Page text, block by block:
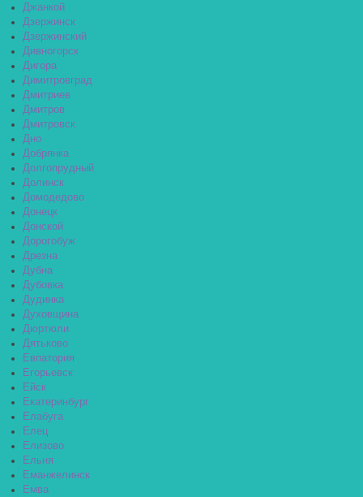
Джанкой
Дзержинск
Дзержинский
Дивногорск
Дигора
Димитровград
Дмитриев
Дмитров
Дмитровск
Дно
Добрянка
Долгопрудный
Долинск
Домодедово
Донецк
Донской
Дорогобуж
Дрезна
Дубна
Дубовка
Дудинка
Духовщина
Дюртюли
Дятьково
Евпатория
Егорьевск
Ейск
Екатеринбург
Елабуга
Елец
Елизово
Ельня
Еманжелинск
Емва